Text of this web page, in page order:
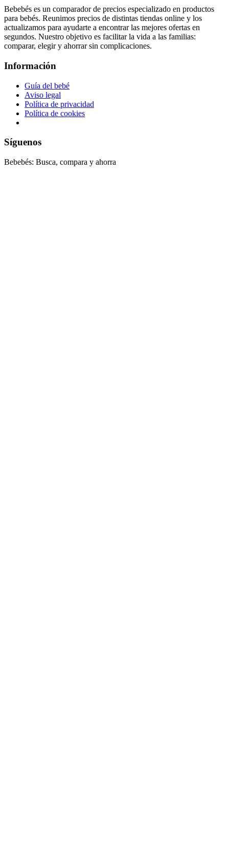
Bebebés es un comparador de precios especializado en productos
para bebés. Reunimos precios de distintas tiendas online y los
actualizamos para ayudarte a encontrar las mejores ofertas en
segundos. Nuestro objetivo es facilitar la vida a las familias:
comparar, elegir y ahorrar sin complicaciones.
Información
Guía del bebé
Aviso legal
Política de privacidad
Política de cookies
Síguenos
Bebebés: Busca, compara y ahorra